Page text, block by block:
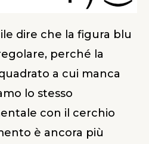
dire che la figura blu
perché la
a cui manca
lo stesso
con il cerchio
è ancora più